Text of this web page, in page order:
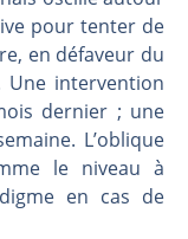
Pourquoi le monde entier vacille en même temps cette semaine ? | par Louis-Antoine Michelet
WTI : Explosion mais réserves au plus bas | Denis Desclos – Market Movers
STMICROELECTRONICS : Correction probable | Denis Desclos – Market Movers
pour tenter de
en défaveur du
Une intervention
dernier ; une
L’oblique
le niveau à
en cas de